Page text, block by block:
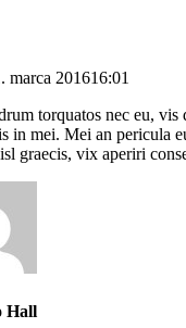
marca 201616:01
torquatos nec eu, vis
in mei. Mei an pericula
graecis, vix aperiri
Hall